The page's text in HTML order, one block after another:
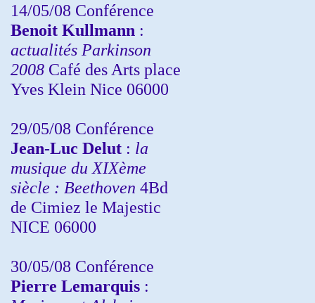
14/05/08 Conférence
Benoit Kullmann :
actualités Parkinson
2008 Café des Arts place
Yves Klein Nice 06000
29/05/08 Conférence
Jean-Luc Delut : la
musique du XIXème
siècle : Beethoven 4Bd
de Cimiez le Majestic
NICE 06000
30/05/08 Conférence
Pierre Lemarquis :